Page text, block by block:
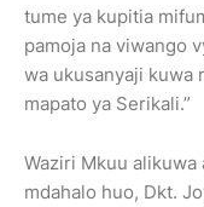
tume ya kupitia
pamoja na viwango
wa ukusanyaji kuwa
mapato ya Serikali.”
Waziri Mkuu
mdahalo huo, Dkt.